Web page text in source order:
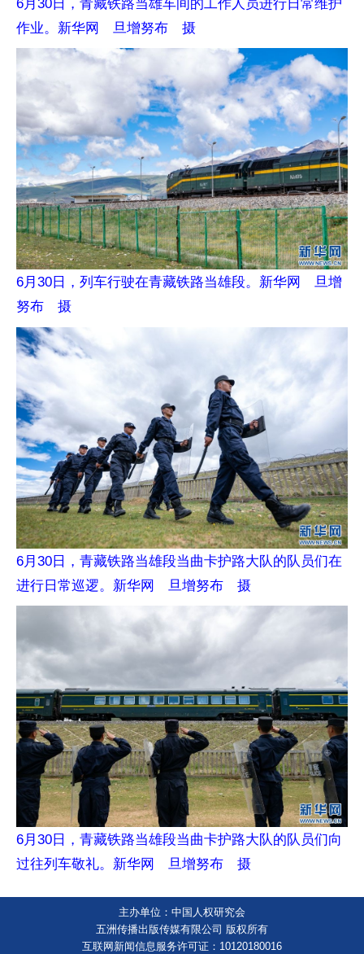
作业。新华网 旦增努布 摄
6月30日，列车行驶在青藏铁路当雄段。新华网 旦增
努布 摄
6月30日，青藏铁路当雄段当曲卡护路大队的队员们在
进行日常巡逻。新华网 旦增努布 摄
6月30日，青藏铁路当雄段当曲卡护路大队的队员们向
过往列车敬礼。新华网 旦增努布 摄
主办单位：中国人权研究会
五洲传播出版传媒有限公司 版权所有
互联网新闻信息服务许可证：10120180016